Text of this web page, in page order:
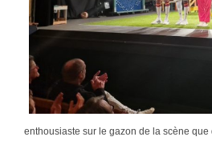
enthousiaste sur le gazon de la scène